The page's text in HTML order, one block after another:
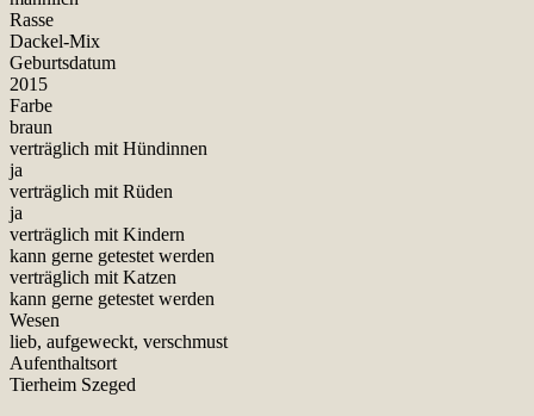
Rasse
Dackel-Mix
Geburtsdatum
2015
Farbe
braun
verträglich mit Hündinnen
ja
verträglich mit Rüden
ja
verträglich mit Kindern
kann gerne getestet werden
verträglich mit Katzen
kann gerne getestet werden
Wesen
lieb, aufgeweckt, verschmust
Aufenthaltsort
Tierheim Szeged